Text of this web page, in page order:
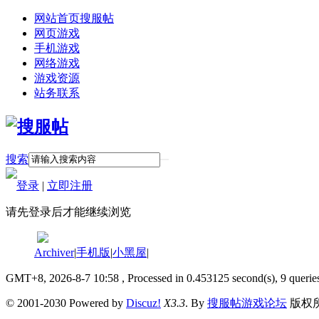
网站首页搜服帖
网页游戏
手机游戏
网络游戏
游戏资源
站务联系
搜索
登录 | 立即注册
请先登录后才能继续浏览
Archiver|手机版|小黑屋|
GMT+8, 2026-8-7 10:58 , Processed in 0.453125 second(s), 9
© 2001-2030 Powered by Discuz! X3.3. By 搜服帖游戏论坛 版权